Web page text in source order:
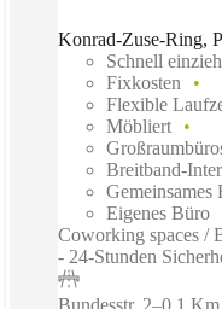
Konrad-Zuse-Ring,
Schnell
Fixkosten
Flexible
Möbliert
Breitband-
Gemeinsames
Eigenes Büro
Coworking spaces /
- 24-Stunden
Bundesstr. 2–0.1 Km